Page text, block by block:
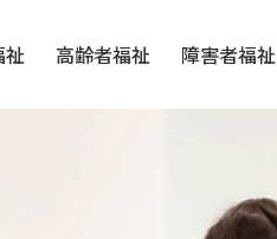
祉 高齢者福祉 障害者福祉